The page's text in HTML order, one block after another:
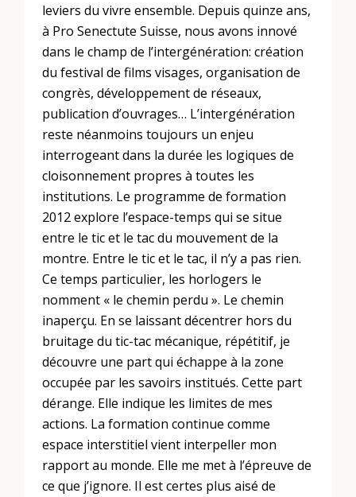
leviers du vivre ensemble. Depuis quinze ans,
à Pro Senectute Suisse, nous avons innové
dans le champ de l’intergénération: création
du festival de films visages, organisation de
congrès, développement de réseaux,
publication d’ouvrages… L’intergénération
reste néanmoins toujours un enjeu
interrogeant dans la durée les logiques de
cloisonnement propres à toutes les
institutions. Le programme de formation
2012 explore l’espace-temps qui se situe
entre le tic et le tac du mouvement de la
montre. Entre le tic et le tac, il n’y a pas rien.
Ce temps particulier, les horlogers le
nomment « le chemin perdu ». Le chemin
inaperçu. En se laissant décentrer hors du
bruitage du tic-tac mécanique, répétitif, je
découvre une part qui échappe à la zone
occupée par les savoirs institués. Cette part
dérange. Elle indique les limites de mes
actions. La formation continue comme
espace interstitiel vient interpeller mon
rapport au monde. Elle me met à l’épreuve de
ce que j’ignore. Il est certes plus aisé de